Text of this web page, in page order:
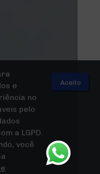
e
no
pelo
a LGPD.
você
Aceito